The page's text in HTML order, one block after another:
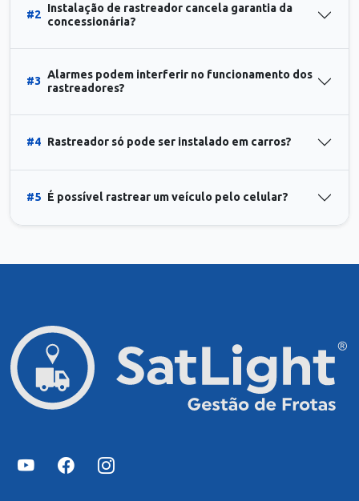
#2
Instalação de rastreador cancela garantia da
concessionária?
#3
Alarmes podem interferir no funcionamento dos
rastreadores?
#4 Rastreador só pode ser instalado em carros?
#5 É possível rastrear um veículo pelo celular?